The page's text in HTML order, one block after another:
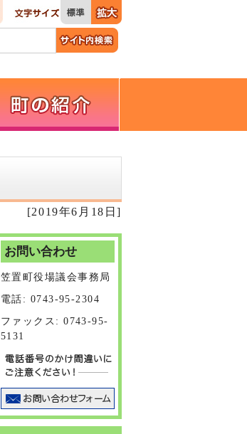
[2019年6月18日]
お問い合わせ
笠置町役場議会事務局
電話: 0743-95-2304
ファックス: 0743-95-
5131